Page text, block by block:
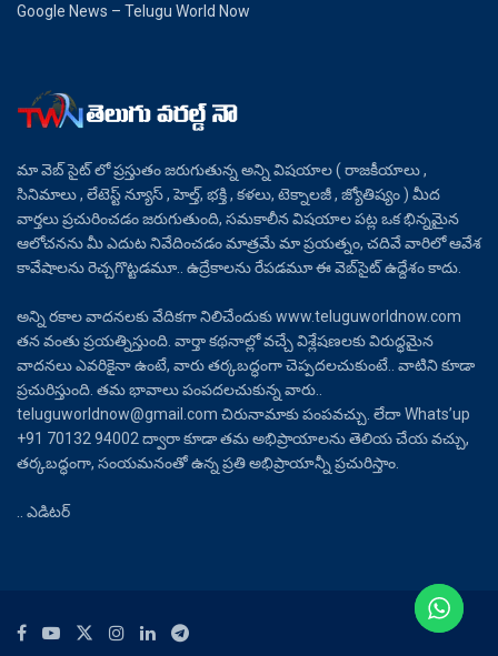
Google News – Telugu World Now
మా వెబ్ సైట్ లో ప్రస్తుతం జరుగుతున్న అన్ని విషయాల ( రాజకీయాలు ,
సినిమాలు , లేటెస్ట్ న్యూస్ , హెల్త్, భక్తి , కళలు, టెక్నాలజీ , జ్యోతిష్యం ) మీద
వార్తలు ప్రచురించడం జరుగుతుంది, సమకాలీన విషయాల పట్ల ఒక భిన్నమైన
ఆలోచనను మీ ఎదుట నివేదించడం మాత్రమే మా ప్రయత్నం, చదివే వారిలో ఆవేశ
కావేషాలను రెచ్చగొట్టడమూ.. ఉద్రేకాలను రేపడమూ ఈ వెబ్‌సైట్ ఉద్దేశం కాదు.
అన్ని రకాల వాదనలకు వేదికగా నిలిచేందుకు www.teluguworldnow.com
తన వంతు ప్రయత్నిస్తుంది. వార్తా కథనాల్లో వచ్చే విశ్లేషణలకు విరుద్ధమైన
వాదనలు ఎవరికైనా ఉంటే, వారు తర్కబద్ధంగా చెప్పదలచుకుంటే.. వాటిని కూడా
ప్రచురిస్తుంది. తమ భావాలు పంపదలచుకున్న వారు..
teluguworldnow@gmail.com చిరునామాకు పంపవచ్చు. లేదా Whats’up
+91 70132 94002 ద్వారా కూడా తమ అభిప్రాయాలను తెలియ చేయ వచ్చు,
తర్కబద్ధంగా, సంయమనంతో ఉన్న ప్రతి అభిప్రాయాన్నీ ప్రచురిస్తాం.
.. ఎడిటర్